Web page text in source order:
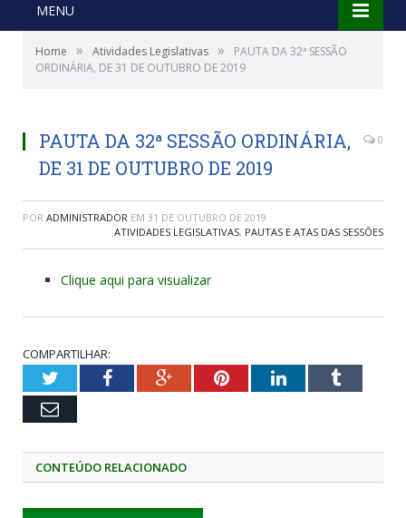
MENU
Home » Atividades Legislativas »
PAUTA DA 32ª SESSÃO
ORDINÁRIA, DE 31 DE OUTUBRO DE 2019
PAUTA DA 32ª SESSÃO ORDINÁRIA,
DE 31 DE OUTUBRO DE 2019
0
POR ADMINISTRADOR EM 31 DE OUTUBRO DE 2019
ATIVIDADES LEGISLATIVAS, PAUTAS E ATAS DAS SESSÕES
Clique aqui para visualizar
COMPARTILHAR:
TwitterFacebookGoogle+PinterestLinkedInTumblr
Email
CONTEÚDO RELACIONADO